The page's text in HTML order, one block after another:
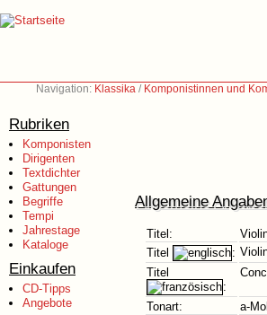
Navigation: Klassika / Komponistinnen und
Rubriken
Komponisten
Dirigenten
Textdichter
Gattungen
Begriffe
Tempi
Jahrestage
Kataloge
Einkaufen
CD-Tipps
Angebote
Allgemeine
Titel:
Titel
:
Titel
:
Tonart:
a-Moll